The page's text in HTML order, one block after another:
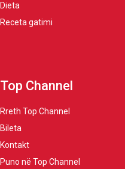
Dieta
Receta gatimi
Top Channel
Rreth Top Channel
Bileta
Kontakt
Puno në Top Channel